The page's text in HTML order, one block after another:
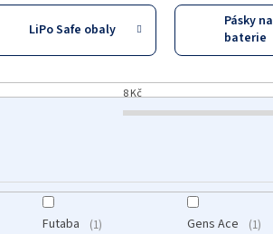
LiPo Safe obaly
Pásky na
baterie
8Kč
Futaba 1 Gens Ace 1